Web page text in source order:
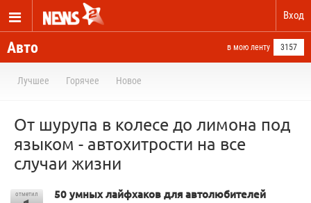
Вход
Авто в мою ленту 3157
Лучшее Горячее Новое
От шурупа в колесе до лимона под
языком - автохитрости на все
случаи жизни
отметил 50 умных лайфхаков для автолюбителей